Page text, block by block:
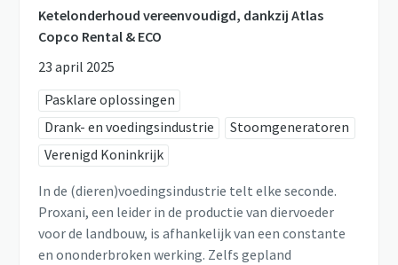
Ketelonderhoud vereenvoudigd, dankzij Atlas
Copco Rental & ECO
23 april 2025
Pasklare oplossingen
Drank- en voedingsindustrie
Stoomgeneratoren
Verenigd Koninkrijk
In de (dieren)voedingsindustrie telt elke seconde.
Proxani, een leider in de productie van diervoeder
voor de landbouw, is afhankelijk van een constante
en ononderbroken werking. Zelfs gepland